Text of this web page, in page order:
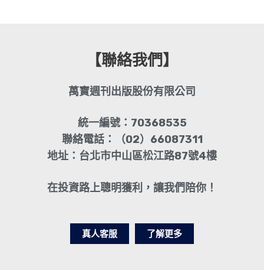
【聯絡我們】
萬寶週刊出版股份有限公司
統一編號：70368535
聯絡電話：（02）66087311
地址：台北市中山區松江路87號4樓
在投資路上聰明獲利，讓我們陪你！
真人客服 了解更多